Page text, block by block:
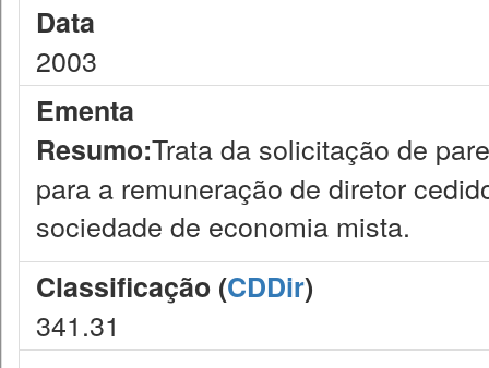
Data
2003
Ementa
Resumo:Trata da solicitação de
para a remuneração de diretor
sociedade de economia mista.
Classificação (CDDir)
341.31